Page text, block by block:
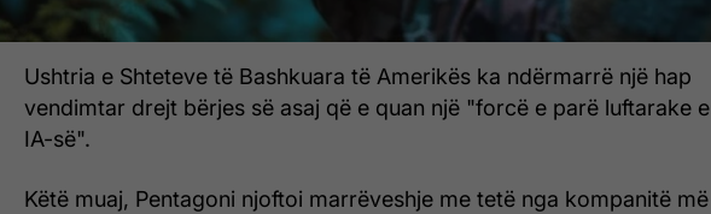
Ushtria e Shteteve të Bashkuara të Amerikës ka ndërmarrë një hap
vendimtar drejt bërjes së asaj që e quan një "forcë e parë luftarake e
IA-së".
Këtë muaj, Pentagoni njoftoi marrëveshje me tetë nga kompanitë më